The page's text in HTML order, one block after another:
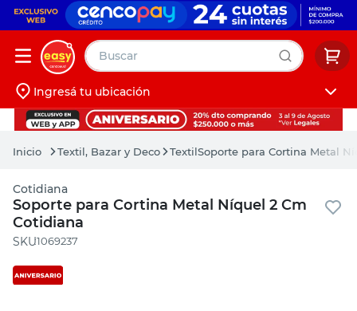
Buscar
Iniciá sesión
Ingresá tu ubicación
Textil, Bazar y Deco TextilSoporte para Cortina Metal
Cotidiana
Soporte para Cortina Metal Níquel 2 Cm
Cotidiana
:1069237
muebles
pintura
escritorio
puertas
placard